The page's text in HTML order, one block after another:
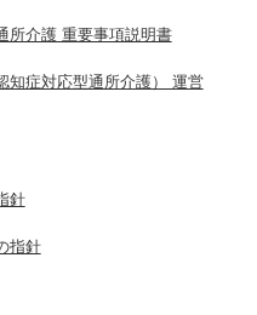
所介護 重要事項説明書
知症対応型通所介護） 運営
針
指針